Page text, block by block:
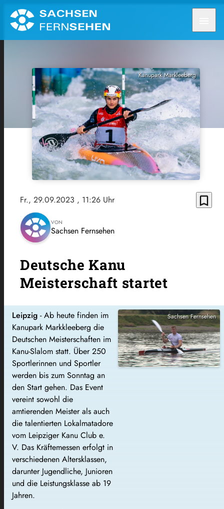
Kanupark Markleeberg
Fr., 29.09.2023 , 11:26 Uhr bookmark_border
VON
Sachsen Fernsehen
Deutsche Kanu
Meisterschaft startet
Leipzig -Ab heute finden im
Kanupark Markkleeberg die
Deutschen Meisterschaften im
Kanu-Slalom statt. Über 250
Sportlerinnen und Sportler
werden bis zum Sonntag an
den Start gehen. Das Event
vereint sowohl die
amtierenden Meister als auch
die talentierten Lokalmatadore
vom Leipziger Kanu Club e.
V. Das Kräftemessen erfolgt in
verschiedenen Altersklassen,
darunter Jugendliche, Junioren
und die Leistungsklasse ab 19
Jahren.
Sachsen Fernsehen